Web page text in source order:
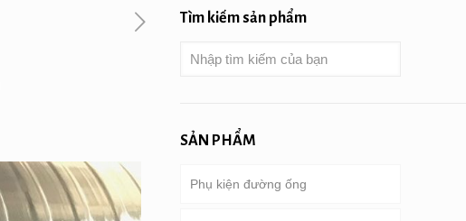
Tìm kiếm sản phẩm
SẢN PHẨM
Phụ kiện đường ống